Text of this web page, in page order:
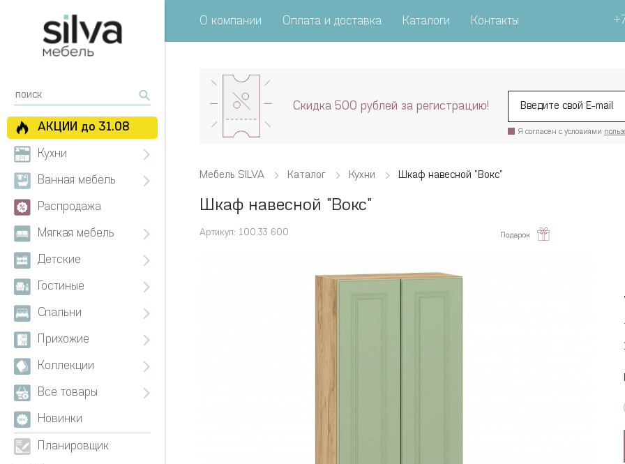
О компании Оплата и доставка Каталоги Контакты
АКЦИИ до 31.08
Кухни
Ванная мебель
Распродажа
Мягкая мебель
Детские
Гостиные
Спальни
Прихожие
Коллекции
Все товары
Новинки
Планировщик
Скидка 500 рублей за регистрацию!
Я согласен с условиями
Мебель SILVA Каталог Кухни Шкаф навесной "Вокс"
Шкаф навесной "Вокс"
Артикул: 100.33 600